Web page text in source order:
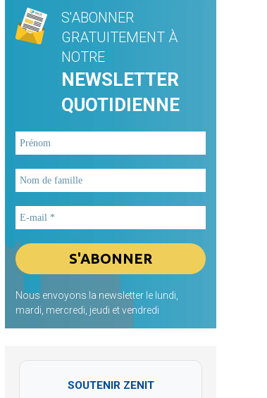
S'ABONNER
GRATUITEMENT À
NOTRE
NEWSLETTER
QUOTIDIENNE
Nous envoyons la newsletter le lundi,
mardi, mercredi, jeudi et vendredi
SOUTENIR ZENIT